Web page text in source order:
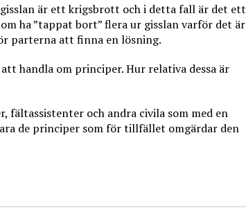
är ett krigsbrott och i detta fall är det ett
ha ”tappat bort” flera ur gisslan varför det är
parterna att finna en lösning.
handla om principer. Hur relativa dessa är
fältassistenter och andra civila som med en
de principer som för tillfället omgärdar den